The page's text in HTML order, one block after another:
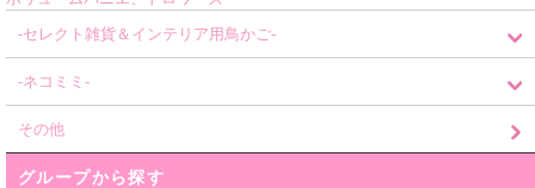
-セレクト雑貨＆インテリア用鳥かご-
-ネコミミ-
その他
グループから探す